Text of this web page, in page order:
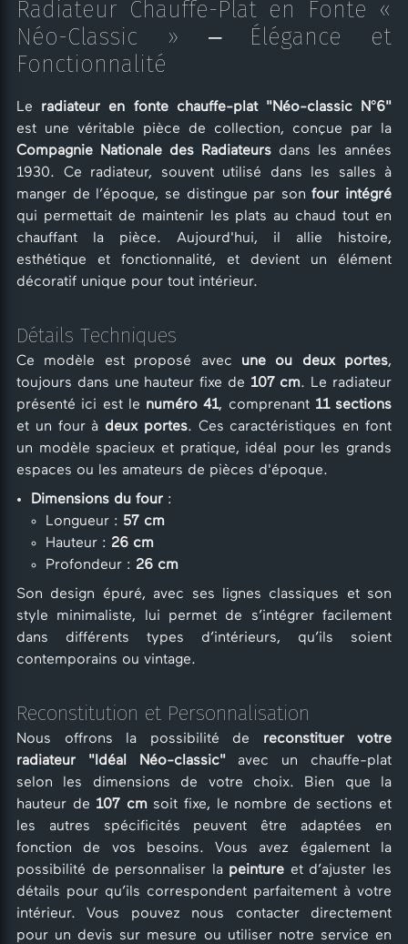
Radiateur Chauffe-Plat en Fonte «
Néo-Classic » – Élégance et
Fonctionnalité
Le radiateur en fonte chauffe-plat "Néo-classic N°6"
est une véritable pièce de collection, conçue par la
Compagnie Nationale des Radiateurs dans les années
1930. Ce radiateur, souvent utilisé dans les salles à
manger de l’époque, se distingue par sonfour intégré
qui permettait de maintenir les plats au chaud tout en
chauffant la pièce. Aujourd'hui, il allie histoire,
esthétique et fonctionnalité, et devient un élément
décoratif unique pour tout intérieur.
Détails Techniques
Ce modèle est proposé avec une ou deux portes,
toujours dans une hauteur fixe de 107 cm. Le radiateur
présenté ici est le numéro 41, comprenant 11 sections
et un four à deux portes. Ces caractéristiques en font
un modèle spacieux et pratique, idéal pour les grands
espaces ou les amateurs de pièces d'époque.
Dimensions du four :
Longueur : 57 cm
Hauteur : 26 cm
Profondeur : 26 cm
Son design épuré, avec ses lignes classiques et son
style minimaliste, lui permet de s’intégrer facilement
dans différents types d’intérieurs, qu’ils soient
contemporains ou vintage.
Reconstitution et Personnalisation
Nous offrons la possibilité de reconstituer votre
radiateur "Idéal Néo-classic"avec un chauffe-plat
selon les dimensions de votre choix. Bien que la
hauteur de 107 cmsoit fixe, le nombre de sections et
les autres spécificités peuvent être adaptées en
fonction de vos besoins. Vous avez également la
possibilité de personnaliser la peinture et d’ajuster les
détails pour qu’ils correspondent parfaitement à votre
intérieur. Vous pouvez nous contacter directement
pour un devis sur mesure ou utiliser notre service en